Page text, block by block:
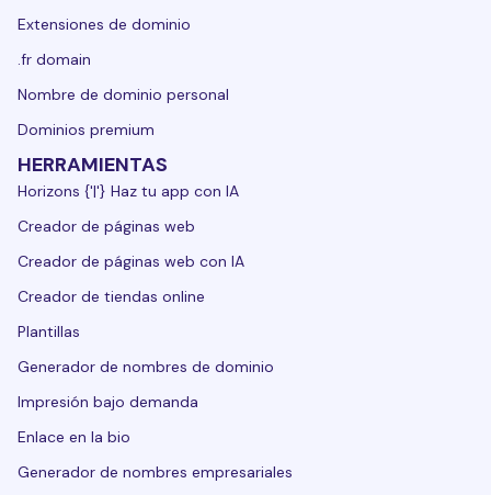
Extensiones de dominio
.fr domain
Nombre de dominio personal
Dominios premium
HERRAMIENTAS
Horizons {'|'} Haz tu app con IA
Creador de páginas web
Creador de páginas web con IA
Creador de tiendas online
Plantillas
Generador de nombres de dominio
Impresión bajo demanda
Enlace en la bio
Generador de nombres empresariales